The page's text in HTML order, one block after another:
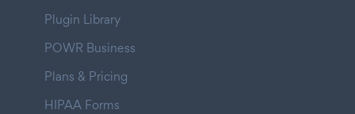
Plugin Library
POWR Business
Plans & Pricing
HIPAA Forms